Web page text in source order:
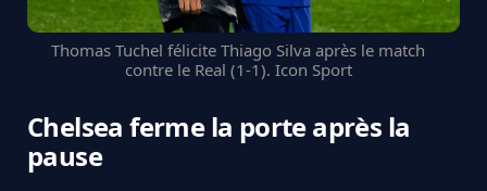
Thomas Tuchel félicite Thiago Silva après le match
contre le Real (1-1). Icon Sport
Chelsea ferme la porte après la
pause